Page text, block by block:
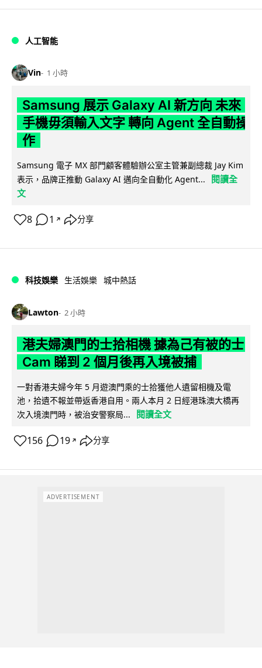
人工智能
Vin 1 小時
Samsung 展示 Galaxy AI 新方向 未來
手機毋須輸入文字 轉向 Agent 全自動操
作
Samsung 電子 MX 部門顧客體驗辦公室主管兼副總裁 Jay Kim
表示，品牌正推動 Galaxy AI 邁向全自動化 Agent...
閱讀全
文
8 1 ↗ 分享
科技娛樂 生活娛樂 城中熱話
Lawton 2 小時
港夫婦澳門的士拾相機 據為己有被的士
Cam 睇到 2 個月後再入境被捕
一對香港夫婦今年 5 月遊澳門乘的士拾獲他人遺留相機及電
池，拾遺不報並帶返香港自用。兩人本月 2 日經港珠澳大橋再
次入境澳門時，被治安警察局...
閱讀全文
156 19 ↗ 分享
ADVERTISEMENT